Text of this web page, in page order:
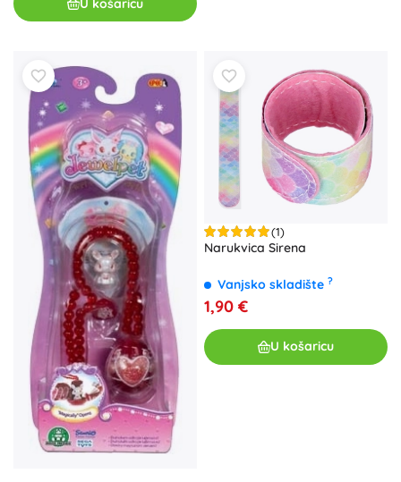
U košaricu
(1)
Narukvica Sirena
Vanjsko skladište ?
1,90 €
U košaricu